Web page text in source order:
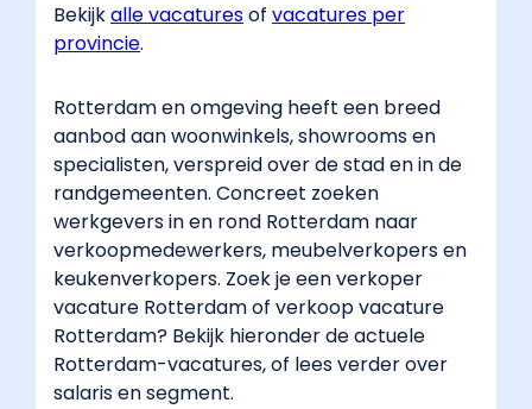
Bekijkalle vacatures​ of vacatures per
provincie​.
Rotterdam en omgeving heeft een breed
aanbod aan woonwinkels, showrooms en
specialisten, verspreid over de stad en in de
randgemeenten. Concreet zoeken
werkgevers in en rond Rotterdam naar
verkoopmedewerkers, meubelverkopers en
keukenverkopers. Zoek je een verkoper
vacature Rotterdam of verkoop vacature
Rotterdam? Bekijk hieronder de actuele
Rotterdam-vacatures, of lees verder over
salaris en segment.